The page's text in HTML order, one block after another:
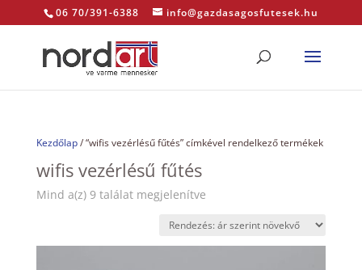
06 70/391-6388 info@gazdasagosfutesek.hu
Kezdőlap/ “wifis vezérlésű fűtés” címkével rendelkező termékek
wifis vezérlésű fűtés
Mind a(z) 9 találat megjelenítveSorted
price:
low